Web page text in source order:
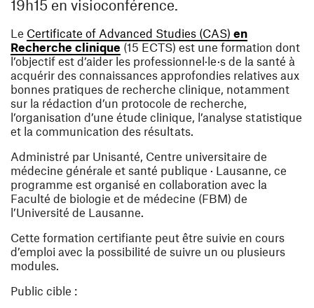
19h15 en visioconférence.
Le Certificate of Advanced Studies (CAS) en
Recherche clinique (ouvre une nouvelle fenêtre)
(15 ECTS) est une formation dont
l’objectif est d’aider les professionnel·le·s de la santé à
acquérir des connaissances approfondies relatives aux
bonnes pratiques de recherche clinique, notamment
sur la rédaction d’un protocole de recherche,
l’organisation d’une étude clinique, l’analyse statistique
et la communication des résultats.
Administré par Unisanté, Centre universitaire de
médecine générale et santé publique · Lausanne, ce
programme est organisé en collaboration avec la
Faculté de biologie et de médecine (FBM) de
l’Université de Lausanne.
Cette formation certifiante peut être suivie en cours
d’emploi avec la possibilité de suivre un ou plusieurs
modules.
Public cible :